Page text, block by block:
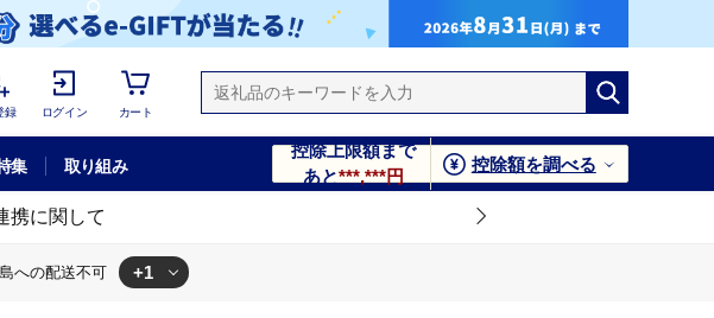
録 ログイン カート
集 取り組み
控除上限額まで
あと***,***円
控除額を調べる
携に関して
への配送不可 +1